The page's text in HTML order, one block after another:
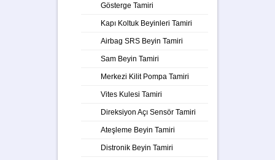
Gösterge Tamiri
Kapı Koltuk Beyinleri Tamiri
Airbag SRS Beyin Tamiri
Sam Beyin Tamiri
Merkezi Kilit Pompa Tamiri
Vites Kulesi Tamiri
Direksiyon Açı Sensör Tamiri
Ateşleme Beyin Tamiri
Distronik Beyin Tamiri